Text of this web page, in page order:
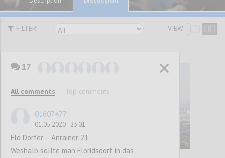
FILTER: VIEW:
17
All comments Top comments
01607477
01.05.2020 - 23:01
Flo Dorfer – Anrainer 21.
Weshalb sollte man Floridsdorf in das